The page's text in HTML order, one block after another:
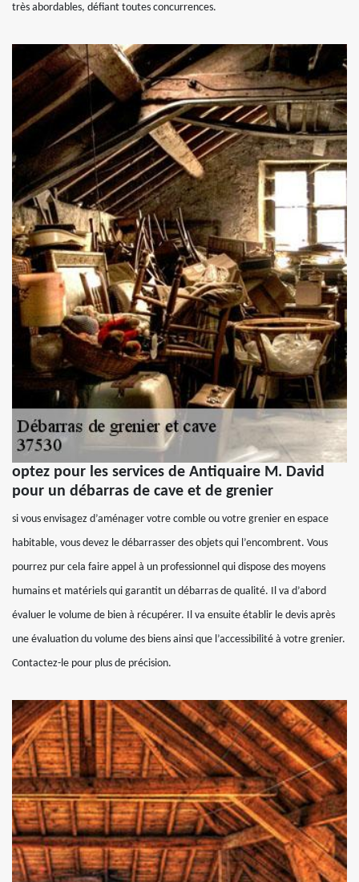
très abordables, défiant toutes concurrences.
optez pour les services de Antiquaire M. David
pour un débarras de cave et de grenier
si vous envisagez d’aménager votre comble ou votre grenier en espace
habitable, vous devez le débarrasser des objets qui l’encombrent. Vous
pourrez pur cela faire appel à un professionnel qui dispose des moyens
humains et matériels qui garantit un débarras de qualité. Il va d’abord
évaluer le volume de bien à récupérer. Il va ensuite établir le devis après
une évaluation du volume des biens ainsi que l’accessibilité à votre grenier.
Contactez-le pour plus de précision.